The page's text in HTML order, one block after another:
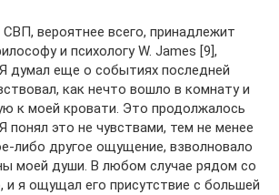
вероятнее всего, принадлежит
и психологу W. James [9],
думал еще о событиях последней
как нечто вошло в комнату и
к моей кровати. Это продолжалось
понял это не чувствами, тем не менее
либо другое ощущение, взволновало
моей души. В любом случае рядом со
и я ощущал его присутствие с большей